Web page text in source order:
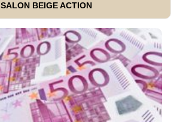
SALON BEIGE ACTION